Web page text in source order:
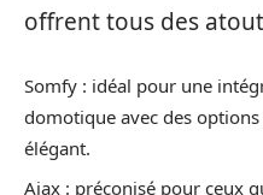
offrent tous des
Somfy : idéal pour une
domotique avec des
élégant.
Ajax : préconisé pour ceux